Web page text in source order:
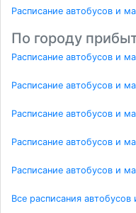
Расписание автобусов и
По городу
Расписание автобусов и
Расписание автобусов и
Расписание автобусов и
Расписание автобусов и
Расписание автобусов и
Все расписания